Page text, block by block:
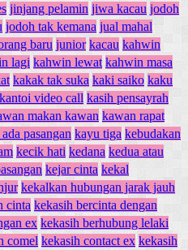
jinjang pelamin jiwa kacau jodoh
jodoh tak kemana jual mahal
baru junior kacau kahwin
lagi kahwin lewat kahwin masa
kakak tak suka kaki saiko kaku
kantoi video call kasih pensayrah
makan kawan kawan rapat
pasangan kayu tiga kebudakan
kecik hati kedana kedua atau
kejar cinta kekal
kekalkan hubungan jarak jauh
cinta kekasih bercinta dengan
ex kekasih berhubung lelaki
comel kekasih contact ex kekasih